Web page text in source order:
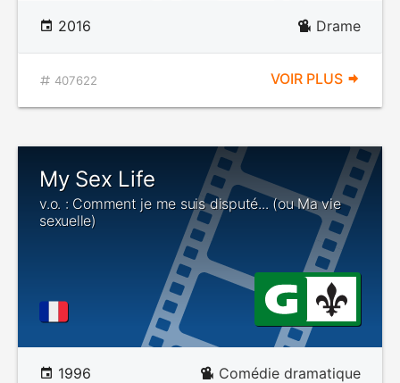
2016 Drame
407622 VOIR PLUS
My Sex Life
v.o. : Comment je me suis disputé... (ou Ma vie
sexuelle)
1996 Comédie dramatique